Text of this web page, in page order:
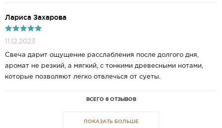
Лариса Захарова
11.12.2023
Свеча дарит ощущение расслабления после долгого дня,
аромат не резкий, а мягкий, с тонкими древесными нотами,
которые позволяют легко отвлечься от суеты.
ВСЕГО 8 ОТЗЫВОВ
ПОКАЗАТЬ БОЛЬШЕ